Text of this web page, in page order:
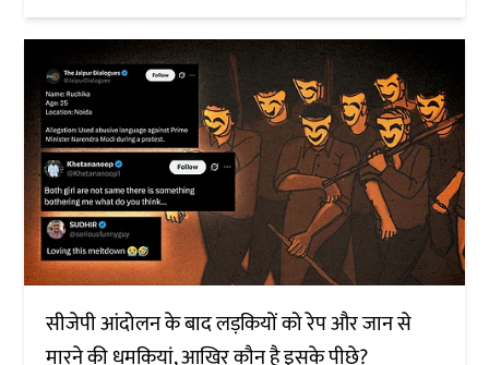
सीजेपी आंदोलन के बाद लड़कियों को रेप और जान से